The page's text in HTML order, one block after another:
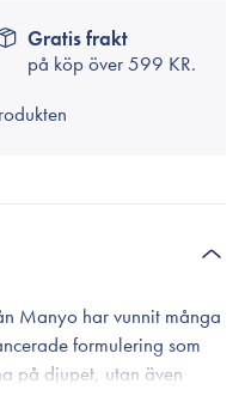
Gratis frakt
på köp över599 KR.
Manyo har vunnit många
formulering som
på djupet, utan även